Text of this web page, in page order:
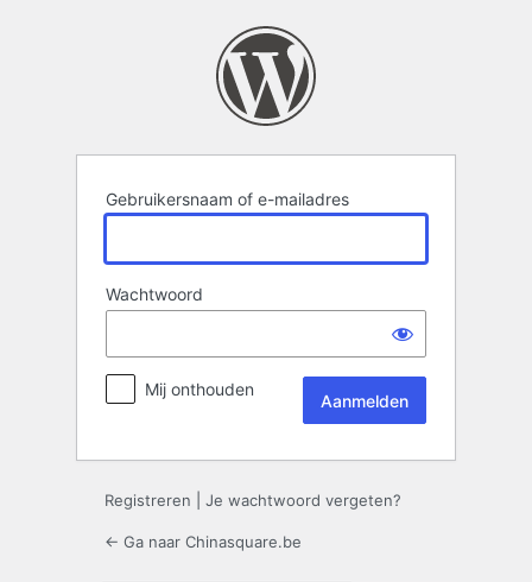
Gebruikersnaam of e-mailadres
Wachtwoord
Mij onthouden
Registreren Je wachtwoord vergeten?
← Ga naar Chinasquare.be